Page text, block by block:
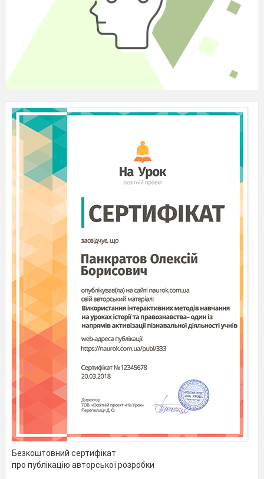
Безкоштовний сертифікат
про публікацію авторської розробки